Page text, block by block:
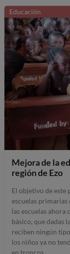
Educación
Mejora de la
región de Ezo
El objetivo de este
escuelas primarias
las escuelas ahora
básico, que dadas
reciben ningún
los niños ya no
en troncos.